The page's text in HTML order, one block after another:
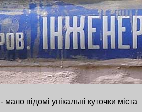
- мало відомі унікальні куточки міста